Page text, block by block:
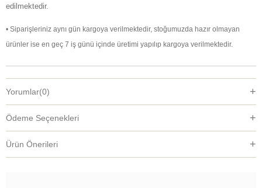
edilmektedir.
• Siparişleriniz aynı gün kargoya verilmektedir, stoğumuzda hazır olmayan
ürünler ise en geç 7 iş günü içinde üretimi yapılıp kargoya verilmektedir.
Yorumlar(0)
Ödeme Seçenekleri
Ürün Önerileri